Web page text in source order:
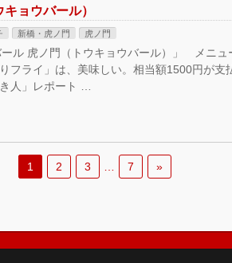
ョウバール）
新橋・虎ノ門 虎ノ門
ル 虎ノ門（トウキョウバール）」 メニュ
フライ」は、美味しい。相当額1500円が支
人」レポート …
1 2 3 7 »